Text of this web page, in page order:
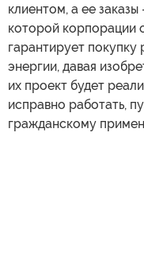
клиентом, а ее
которой корпорации
гарантирует
энергии, давая
их проект будет
исправно работать,
гражданскому